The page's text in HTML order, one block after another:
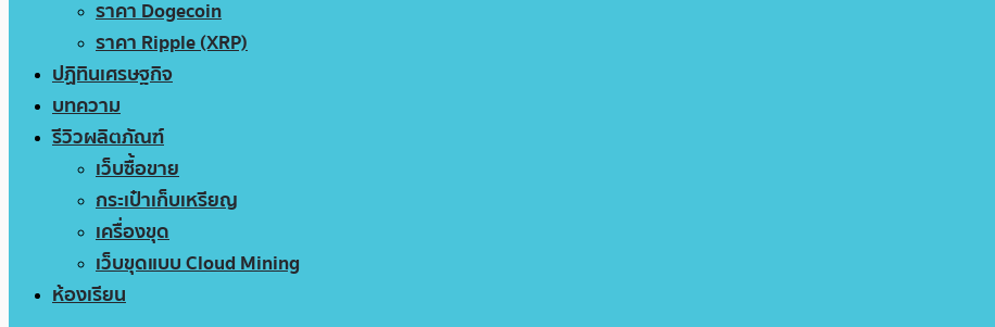
ราคา Dogecoin
ราคา Ripple (XRP)
ปฏิทินเศรษฐกิจ
บทความ
รีวิวผลิตภัณฑ์
เว็บซื้อขาย
กระเป๋าเก็บเหรียญ
เครื่องขุด
เว็บขุดแบบ Cloud Mining
ห้องเรียน